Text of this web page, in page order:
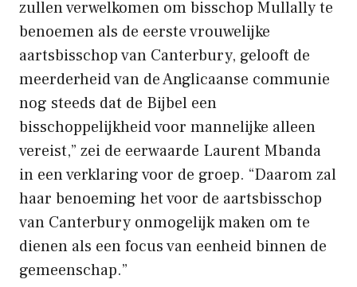
zullen verwelkomen om bisschop Mullally te
benoemen als de eerste vrouwelijke
aartsbisschop van Canterbury, gelooft de
meerderheid van de Anglicaanse communie
nog steeds dat de Bijbel een
bisschoppelijkheid voor mannelijke alleen
vereist,” zei de eerwaarde Laurent Mbanda
in een verklaring voor de groep. “Daarom zal
haar benoeming het voor de aartsbisschop
van Canterbury onmogelijk maken om te
dienen als een focus van eenheid binnen de
gemeenschap.”